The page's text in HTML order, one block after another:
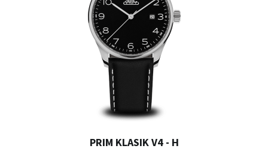
PRIM KLASIK V4 - H